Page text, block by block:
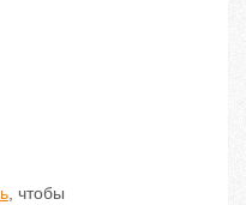
, чтобы